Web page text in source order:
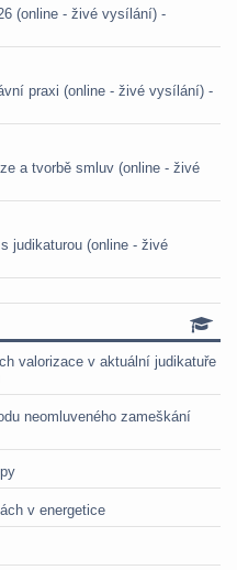
(online - živé vysílání) -
praxi (online - živé vysílání) -
a tvorbě smluv (online - živé
judikaturou (online - živé
valorizace v aktuální judikatuře
neomluveného zameškání
v energetice